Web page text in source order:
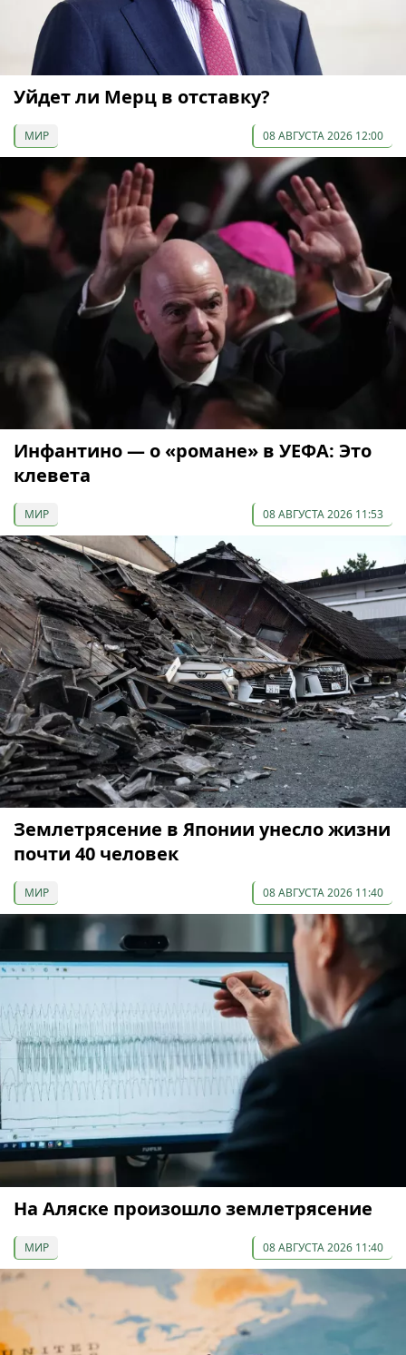
Уйдет ли Мерц в отставку?
МИР 08 АВГУСТА 2026 12:00
Инфантино — о «романе» в УЕФА: Это
клевета
МИР 08 АВГУСТА 2026 11:53
Землетрясение в Японии унесло жизни
почти 40 человек
МИР 08 АВГУСТА 2026 11:40
На Аляске произошло землетрясение
МИР 08 АВГУСТА 2026 11:40